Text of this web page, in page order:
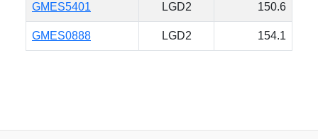
GMES5401 LGD2 150.6
GMES0888 LGD2 154.1